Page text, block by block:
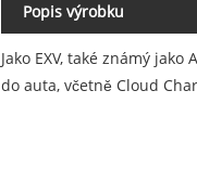
Popis výrobku
Jako EXV, také známý
do auta, včetně Cloud